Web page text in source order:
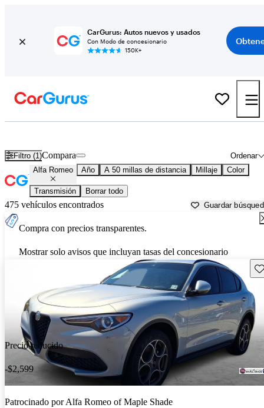
CarGurus: Autos nuevos y usados
Con Modo de concesionario
150K+
Filtro (1) Ordenar
Compara
Alfa Romeo Año A 50 millas de distancia Millaje Color
Transmisión Borrar todo
475 vehículos encontrados Guardar
Compra con precios transparentes.
Mostrar solo avisos que incluyan tasas del concesionario
Precio reducido
-$2,599
Patrocinado porAlfa Romeo of Maple Shade